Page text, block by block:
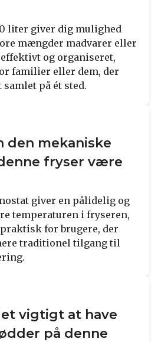
liter giver dig mulighed
mængder madvarer eller
og organiseret,
familier eller dem, der
på ét sted.
den mekaniske
fryser være
giver en pålidelig og
temperaturen i fryseren,
for brugere, der
traditionel tilgang til
vigtigt at have
på denne